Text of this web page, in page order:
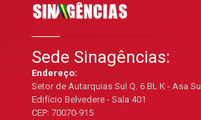
Sede Sinagências:
Endereço:
Setor de Autarquias Sul Q. 6 BL K - Asa Sul
Edifício Belvedere - Sala 401
CEP: 70070-915